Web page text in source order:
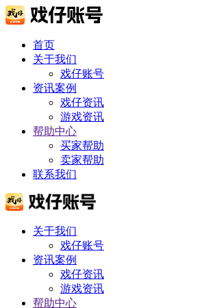
首页
关于我们
戏仔账号
资讯案例
戏仔资讯
游戏资讯
帮助中心
买家帮助
卖家帮助
联系我们
关于我们
戏仔账号
资讯案例
戏仔资讯
游戏资讯
帮助中心